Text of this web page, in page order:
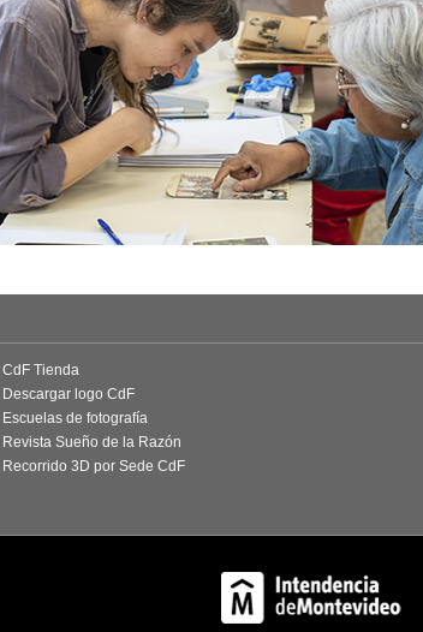
CdF Tienda
Descargar logo CdF
Escuelas de fotografía
Revista Sueño de la Razón
Recorrido 3D por Sede CdF